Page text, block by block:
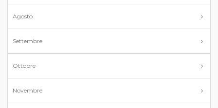
Agosto
Settembre
Ottobre
Novembre